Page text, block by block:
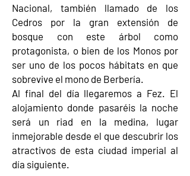
Nacional, también llamado de los
Cedros por la gran extensión de
bosque con este árbol como
protagonista, o bien de los Monos por
ser uno de los pocos hábitats en que
sobrevive el mono de Berbería.
Al final del día llegaremos a Fez. El
alojamiento donde pasaréis la noche
será un riad en la medina, lugar
inmejorable desde el que descubrir los
atractivos de esta ciudad imperial al
día siguiente.